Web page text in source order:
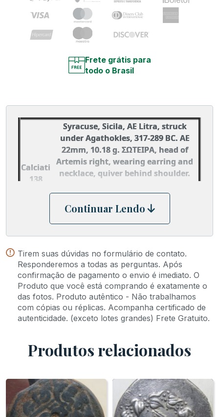
Frete grátis para
todo o Brasil
Calciati
138
Syracuse, Sicila, AE Litra, struck
under Agathokles, 317-289 BC. AE
22mm, 10.18 g. ΣΩTEIΡA, head of
Artemis right, wearing earring and
necklace, quiver behind shoulder.
beneath winged thunderbolt.
Calciati 138; Hoover Sicily 1537; SNG
Continuar Lendo
Tirem suas dúvidas no formulário de contato.
Responderemos a todas as perguntas. Após
confirmação de pagamento o envio é imediato. O
Produto que você está comprando é exatamente o
das fotos. Produto autêntico - Não trabalhamos
com cópias ou réplicas. Acompanha certificado de
autenticidade. (exceto lotes grandes) Frete Gratuito.
Produtos relacionados